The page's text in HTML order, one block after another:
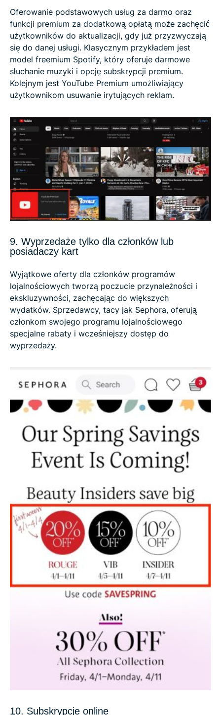
Oferowanie podstawowych usług za darmo oraz
funkcji premium za dodatkową opłatą może zachęcić
użytkowników do aktualizacji, gdy już przyzwyczają
się do danej usługi. Klasycznym przykładem jest
model freemium Spotify, który oferuje darmowe
słuchanie muzyki i opcję subskrypcji premium.
Kolejnym jest YouTube Premium umożliwiający
użytkownikom usuwanie irytujących reklam.
9. Wyprzedaże tylko dla członków lub
posiadaczy kart
Wyjątkowe oferty dla członków programów
lojalnościowych tworzą poczucie przynależności i
ekskluzywności, zachęcając do większych
wydatków. Sprzedawcy, tacy jak Sephora, oferują
członkom swojego programu lojalnościowego
specjalne rabaty i wcześniejszy dostęp do
wyprzedaży.
10. Subskrypcje online